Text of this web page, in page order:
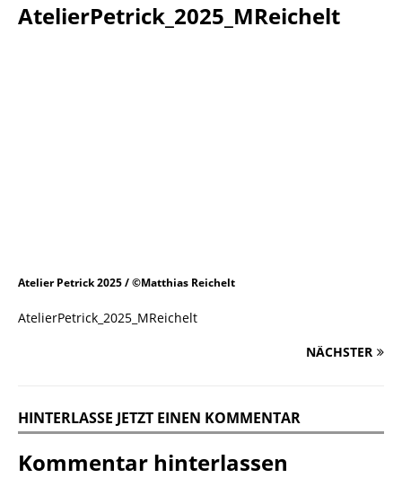
AtelierPetrick_2025_MReichelt
Atelier Petrick 2025 / ©Matthias Reichelt
AtelierPetrick_2025_MReichelt
NÄCHSTER
HINTERLASSE JETZT EINEN KOMMENTAR
Kommentar hinterlassen